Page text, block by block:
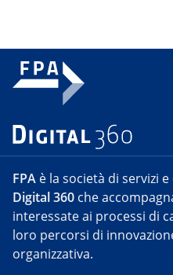
FPA è la società di servizi
Digital 360 che
interessate ai processi di
loro percorsi di
organizzativa.